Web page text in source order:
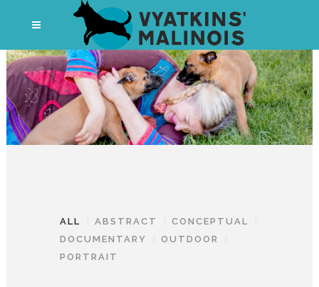
ALL ABSTRACT
CONCEPTUAL
DOCUMENTARY
OUTDOOR
PORTRAIT